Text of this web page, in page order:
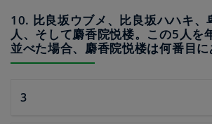
10. 比良坂ウブメ、比良坂ハハキ、
人、そして麝香院悦楼。この5人を
並べた場合、麝香院悦楼は何番目に
3